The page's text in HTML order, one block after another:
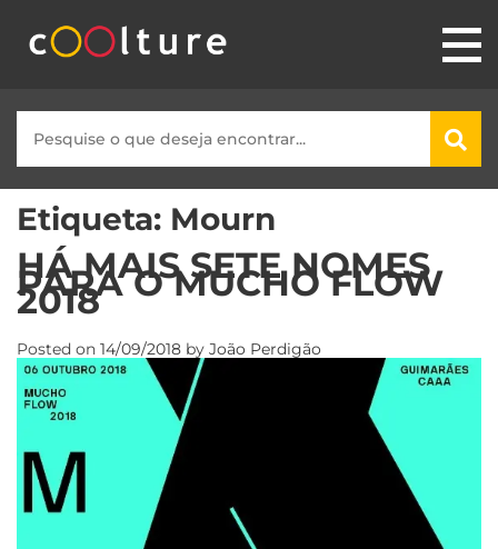
Etiqueta: Mourn
HÁ MAIS SETE NOMES
PARA O MUCHO FLOW
2018
Posted on 14/09/2018 by João Perdigão